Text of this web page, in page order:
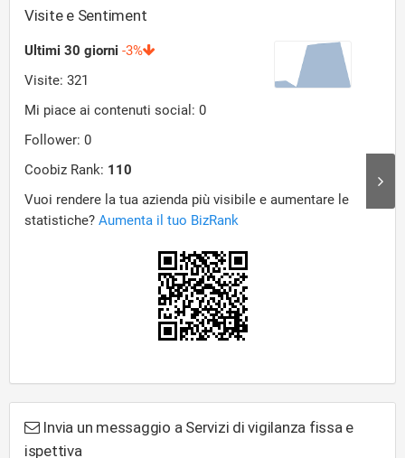
Visite e Sentiment
Invia un messaggio a Servizi di vigilanza fissa e
ispettiva